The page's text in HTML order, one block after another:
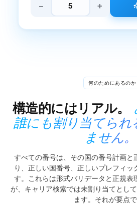
− +
何のためにあるのか
構造的にはリアル。
誰にも割り当てられ
ません。
すべての番号は、その国の番号計画と
り、正しい国番号、正しいプレフィ
す。これらは形式バリデータと正規表
が、キャリア検索では未割り当てとし
ます。それが要点で